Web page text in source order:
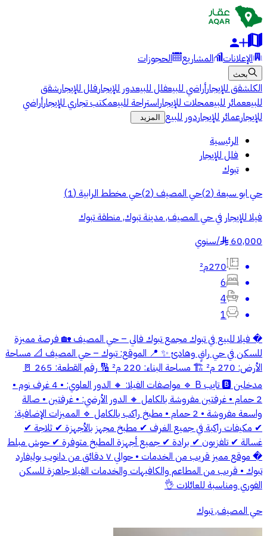
الإعلانات المشاريع الحجوزات
بحث
الكلشقق للإيجارأراضي للبيعفلل للبيعدور للإيجارفلل للإيجارشقق
للبيععمائر للبيعمحلات للإيجاراستراحة للبيعمكتب تجاري للإيجارأراضي
للإيجارعمائر للإيجاردور للبيع المزيد
الرئيسية
فلل للإيجار
تبوك
حي ابو سبعة(
2
)حي المصيف(
2
)حي مخطط الرابية(
1
)
فيلا للإيجار في حي المصيف, مدينة تبوك, منطقة تبوك
60,000
§
/سنوي
270م²
6
4
1
� فيلا للبيع في تبوك مجمع تبوك فالي – حي المصيف 🏡 فرصة مميزة
للسكن في حي راقٍ وهادئ ✨ 📍 الموقع: تبوك – حي المصيف 📐 مساحة
الأرض: 270 م² 🏗 مساحة البناء: 220 م² 🔢 رقم القطعة: 265 🚪
مدخلين 🅱 تايب B 🔹 مواصفات الفيلا: 🔸 الدور العلوي: • 4 غرف نوم •
2 حمام • غرفتين مفروشة بالكامل 🔸 الدور الأرضي: • غرفتين • صالة
واسعة مفروشة • 2 حمام • مطبخ راكب بالكامل 🔹 المميزات الإضافية:
✔ مكيفات راكبة في جميع الغرف ✔ مطبخ مجهز بالأجهزة ✔ ثلاجة ✔
غسالة ✔ تلفزيون ✔ برادة ✔ جميع أجهزة المطبخ متوفرة ✔ حوش مبلط
� موقع مميز قريب من الخدمات • حوالي ٧ دقائق من دانوب بوليفارد
تبوك • قريب من المطاعم والكافيهات والخدمات الفيلا جاهزة للسكن
الفوري ومناسبة للعائلات 👌
حي المصيف, تبوك